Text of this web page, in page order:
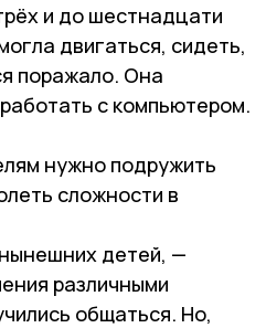
и до шестнадцати
двигаться, сидеть,
поражало. Она
с компьютером.
нужно подружить
сложности в
детей, —
различными
общаться. Но,